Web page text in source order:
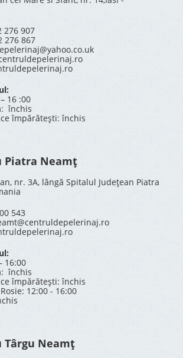
907
867
16 :00
închis
împărătești: închis
Piatra Neamț
nr. 3A, lângă Spitalul Județean Piatra
543
16:00
închis
împărătești: închis
12:00 - 16:00
Târgu Neamț